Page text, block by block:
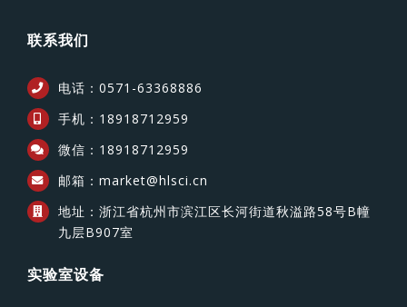
联系我们
电话：0571-63368886
手机：18918712959
微信：18918712959
邮箱：market@hlsci.cn
地址：浙江省杭州市滨江区长河街道秋溢路58号B幢
九层B907室
实验室设备